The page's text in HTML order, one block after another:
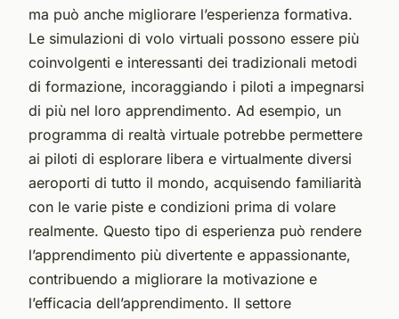
ma può anche migliorare l’esperienza formativa.
Le simulazioni di volo virtuali possono essere più
coinvolgenti e interessanti dei tradizionali metodi
di formazione, incoraggiando i piloti a impegnarsi
di più nel loro apprendimento. Ad esempio, un
programma di realtà virtuale potrebbe permettere
ai piloti di esplorare libera e virtualmente diversi
aeroporti di tutto il mondo, acquisendo familiarità
con le varie piste e condizioni prima di volare
realmente. Questo tipo di esperienza può rendere
l’apprendimento più divertente e appassionante,
contribuendo a migliorare la motivazione e
l’efficacia dell’apprendimento. Il settore